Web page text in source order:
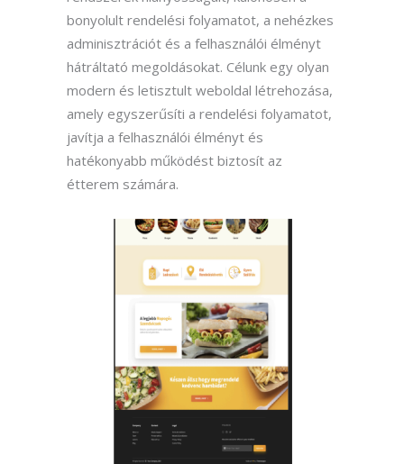
bonyolult rendelési folyamatot, a nehézkes
adminisztrációt és a felhasználói élményt
hátráltató megoldásokat. Célunk egy olyan
modern és letisztult weboldal létrehozása,
amely egyszerűsíti a rendelési folyamatot,
javítja a felhasználói élményt és
hatékonyabb működést biztosít az
étterem számára.